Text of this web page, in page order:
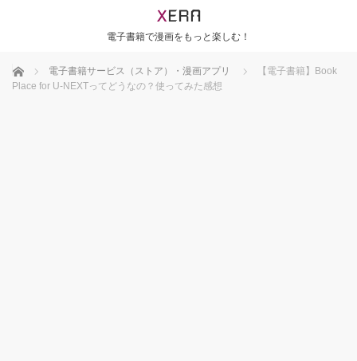
電子書籍で漫画をもっと楽しむ！
ホーム 電子書籍サービス（ストア）・漫画アプリ
【電子書籍】Book
Place for U-NEXTってどうなの？使ってみた感想